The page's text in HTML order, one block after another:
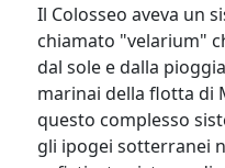
Il Colosseo aveva un
chiamato "velarium"
dal sole e dalla
marinai della flotta di
questo complesso
gli ipogei sotterranei